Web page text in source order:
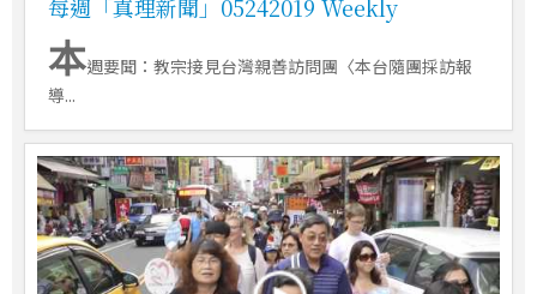
每週「真理新聞」05242019 Weekly
本週要聞：教宗接見台灣親善訪問團〈本台隨團採訪報
導...